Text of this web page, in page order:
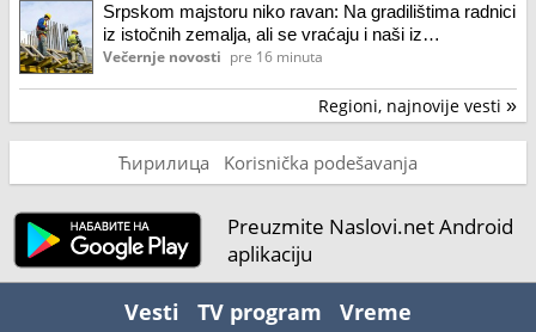
Srpskom majstoru niko ravan: Na gradilištima radnici
iz istočnih zemalja, ali se vraćaju i naši iz
inostranstva
Večernje novosti pre 16 minuta
Regioni, najnovije vesti »
Ћирилица Korisnička podešavanja
Preuzmite Naslovi.net Android
aplikaciju
Vesti TV program Vreme